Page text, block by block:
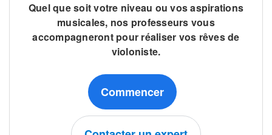
Quel que soit votre niveau ou vos aspirations
musicales, nos professeurs vous
accompagneront pour réaliser vos rêves de
violoniste.
Commencer